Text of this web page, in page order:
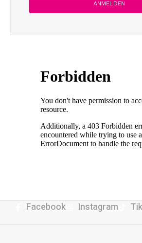
Facebook Instagram